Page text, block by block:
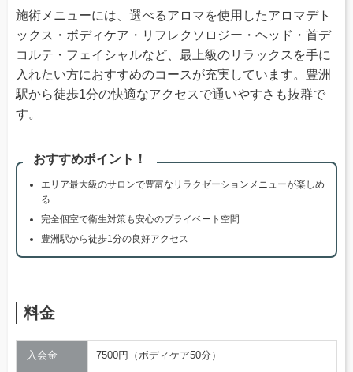
施術メニューには、選べるアロマを使用したアロマデト
ックス・ボディケア・リフレクソロジー・ヘッド・首デ
コルテ・フェイシャルなど、最上級のリラックスを手に
入れたい方におすすめのコースが充実しています。豊洲
駅から徒歩1分の快適なアクセスで通いやすさも抜群で
す。
おすすめポイント！
エリア最大級のサロンで豊富なリラクゼーションメニューが楽しめ
る
完全個室で衛生対策も安心のプライベート空間
豊洲駅から徒歩1分の良好アクセス
料金
入会金 7500円（ボディケア50分）